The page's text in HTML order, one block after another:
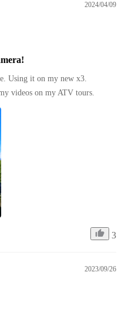
2024/04/09
Using it on my new x3.
videos on my ATV tours.
3
2023/09/26